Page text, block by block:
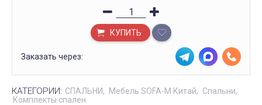
КУПИТЬ
Заказать через:
КАТЕГОРИИ: СПАЛЬНИ Мебель SOFA-M Китай
Спальни
Комплекты спален